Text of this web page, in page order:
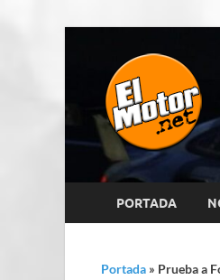
PORTADA
Portada » Prueba a